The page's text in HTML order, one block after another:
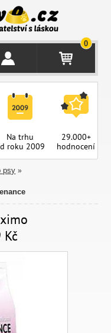
0
Na trhu
roku 2009
29.000+
hodnocení
psy »
Kč